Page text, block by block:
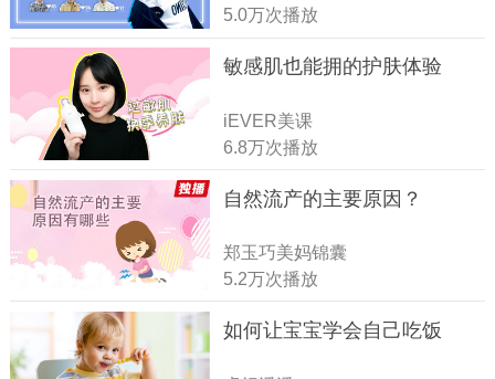
5.0万次播放
敏感肌也能拥的护肤体验
iEVER美课
6.8万次播放
自然流产的主要原因？
郑玉巧美妈锦囊
5.2万次播放
如何让宝宝学会自己吃饭